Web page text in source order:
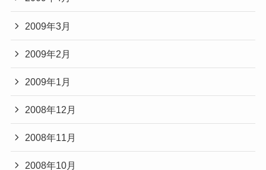
2009年3月
2009年2月
2009年1月
2008年12月
2008年11月
2008年10月